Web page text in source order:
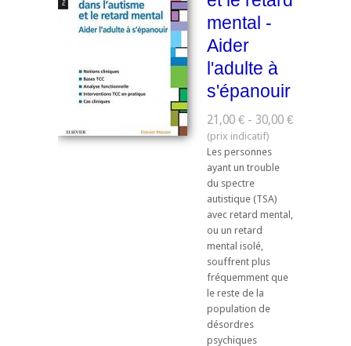
mental -
Aider
l'adulte à
s'épanouir
21,00 € - 30,00 €
Les personnes
ayant un trouble
du spectre
autistique (TSA)
avec retard mental,
ou un retard
mental isolé,
souffrent plus
fréquemment que
le reste de la
population de
désordres
psychiques